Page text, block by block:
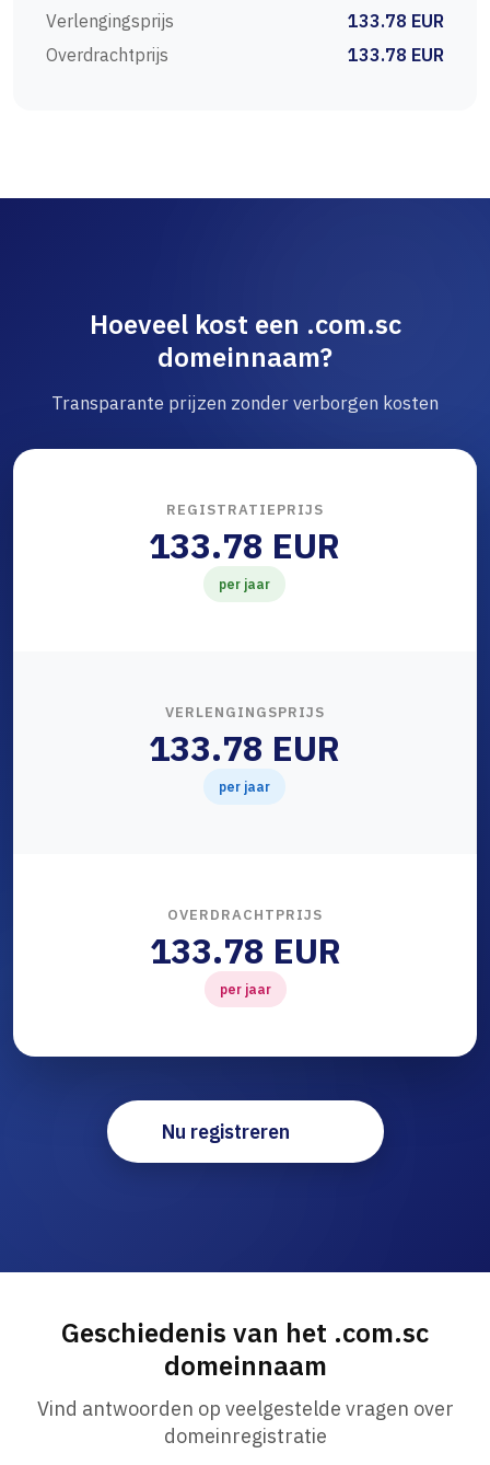
Verlengingsprijs
133.78 EUR
Overdrachtprijs
133.78 EUR
Hoeveel kost een .com.sc
domeinnaam?
Transparante prijzen zonder verborgen kosten
REGISTRATIEPRIJS
133.78 EUR
per jaar
VERLENGINGSPRIJS
133.78 EUR
per jaar
OVERDRACHTPRIJS
133.78 EUR
per jaar
Nu registreren
Geschiedenis van het .com.sc
domeinnaam
Vind antwoorden op veelgestelde vragen over
domeinregistratie